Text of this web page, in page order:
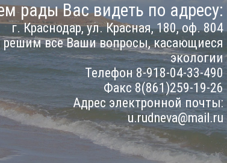
рады Вас видеть по адресу:
г. Краснодар, ул. Красная, 180, оф. 804
все Ваши вопросы, касающиеся
экологии
Телефон 8-918-04-33-490
Факс 8(861)259-19-26
Адрес электронной почты:
u.rudneva@mail.ru